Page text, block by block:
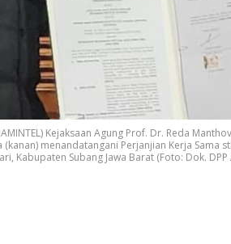
Kejaksaan Agung Prof. Dr. Reda
menandatangani Perjanjian Kerja Sama
Kabupaten Subang Jawa Barat (Foto: Dok. DPP